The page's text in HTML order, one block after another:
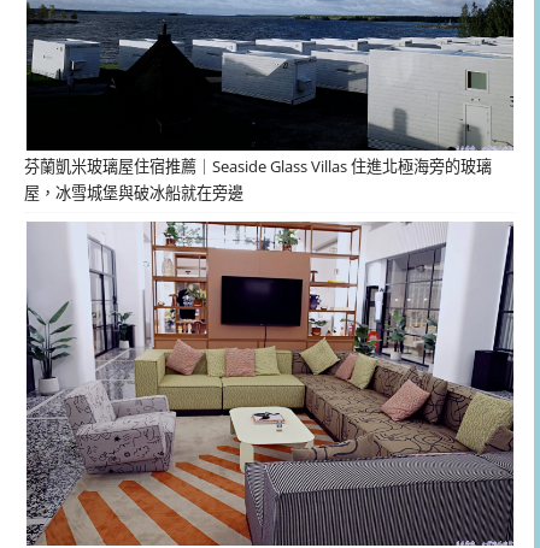
芬蘭凱米玻璃屋住宿推薦｜Seaside Glass Villas 住進北極海旁的玻璃
屋，冰雪城堡與破冰船就在旁邊